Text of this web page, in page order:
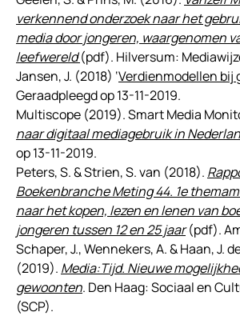
verkennend onderzoek naar het
media door jongeren, waargenomen
leefwereld(pdf). Hilversum:
Jansen, J. (2018) ‘Verdienmodellen bij
Geraadpleegd op 13-11-2019.
Multiscope (2019). Smart Media
naar digitaal mediagebruik in
op 13-11-2019.
Peters, S. & Strien, S. van (2018).
Boekenbranche Meting 44. 1e
naar het kopen, lezen en lenen van
jongeren tussen 12 en 25 jaar(pdf).
Schaper, J., Wennekers, A. & Haan, J.
(2019). Media:Tijd. Nieuwe
gewoonten. Den Haag: Sociaal en
(SCP).